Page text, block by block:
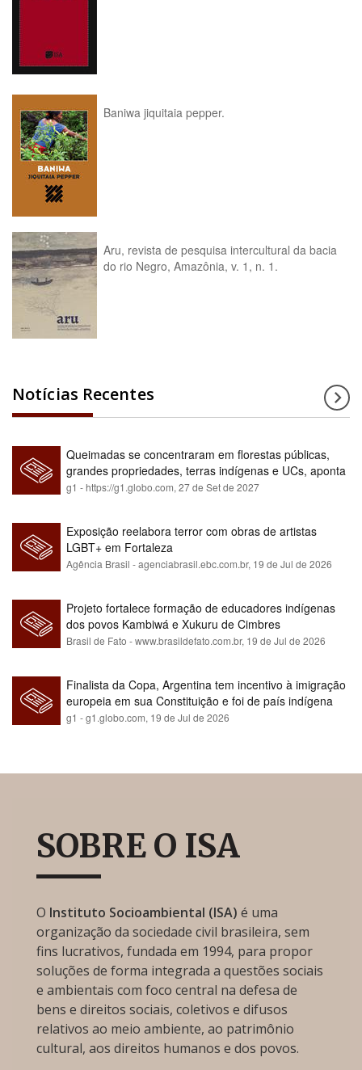
Baniwa jiquitaia pepper.
Aru, revista de pesquisa intercultural da bacia
do rio Negro, Amazônia, v. 1, n. 1.
Notícias Recentes
Queimadas se concentraram em florestas públicas,
grandes propriedades, terras indígenas e UCs, aponta
relatório
g1 - https://g1.globo.com, 27 de Set de 2027
Exposição reelabora terror com obras de artistas
LGBT+ em Fortaleza
Agência Brasil - agenciabrasil.ebc.com.br, 19 de Jul de 2026
Projeto fortalece formação de educadores indígenas
dos povos Kambiwá e Xukuru de Cimbres
Brasil de Fato - www.brasildefato.com.br, 19 de Jul de 2026
Finalista da Copa, Argentina tem incentivo à imigração
europeia em sua Constituição e foi de país indígena
para maioria branca
g1 - g1.globo.com, 19 de Jul de 2026
SOBRE O ISA
O Instituto Socioambiental (ISA) é uma
organização da sociedade civil brasileira, sem
fins lucrativos, fundada em 1994, para propor
soluções de forma integrada a questões sociais
e ambientais com foco central na defesa de
bens e direitos sociais, coletivos e difusos
relativos ao meio ambiente, ao patrimônio
cultural, aos direitos humanos e dos povos.